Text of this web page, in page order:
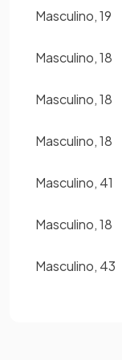
Masculino, 19
Masculino, 18
Masculino, 18
Masculino, 18
Masculino, 41
Masculino, 18
Masculino, 43